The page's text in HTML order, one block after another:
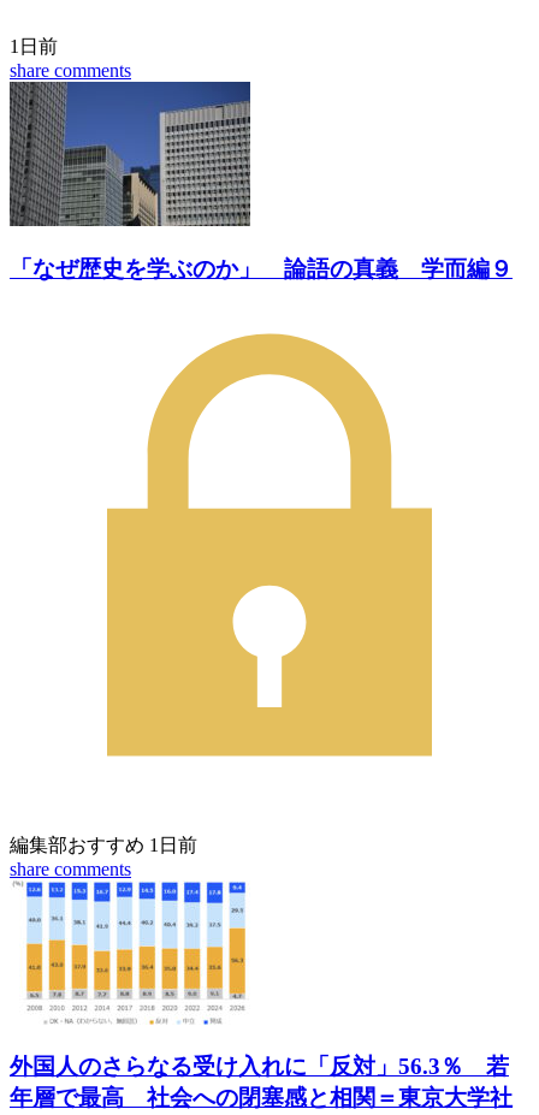
1日前
share comments
「なぜ歴史を学ぶのか」 論語の真義 学而編９
編集部おすすめ 1日前
share comments
外国人のさらなる受け入れに「反対」56.3％ 若
年層で最高 社会への閉塞感と相関＝東京大学社